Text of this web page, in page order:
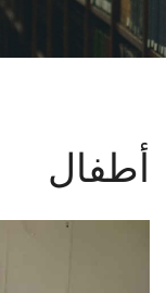
أطفال